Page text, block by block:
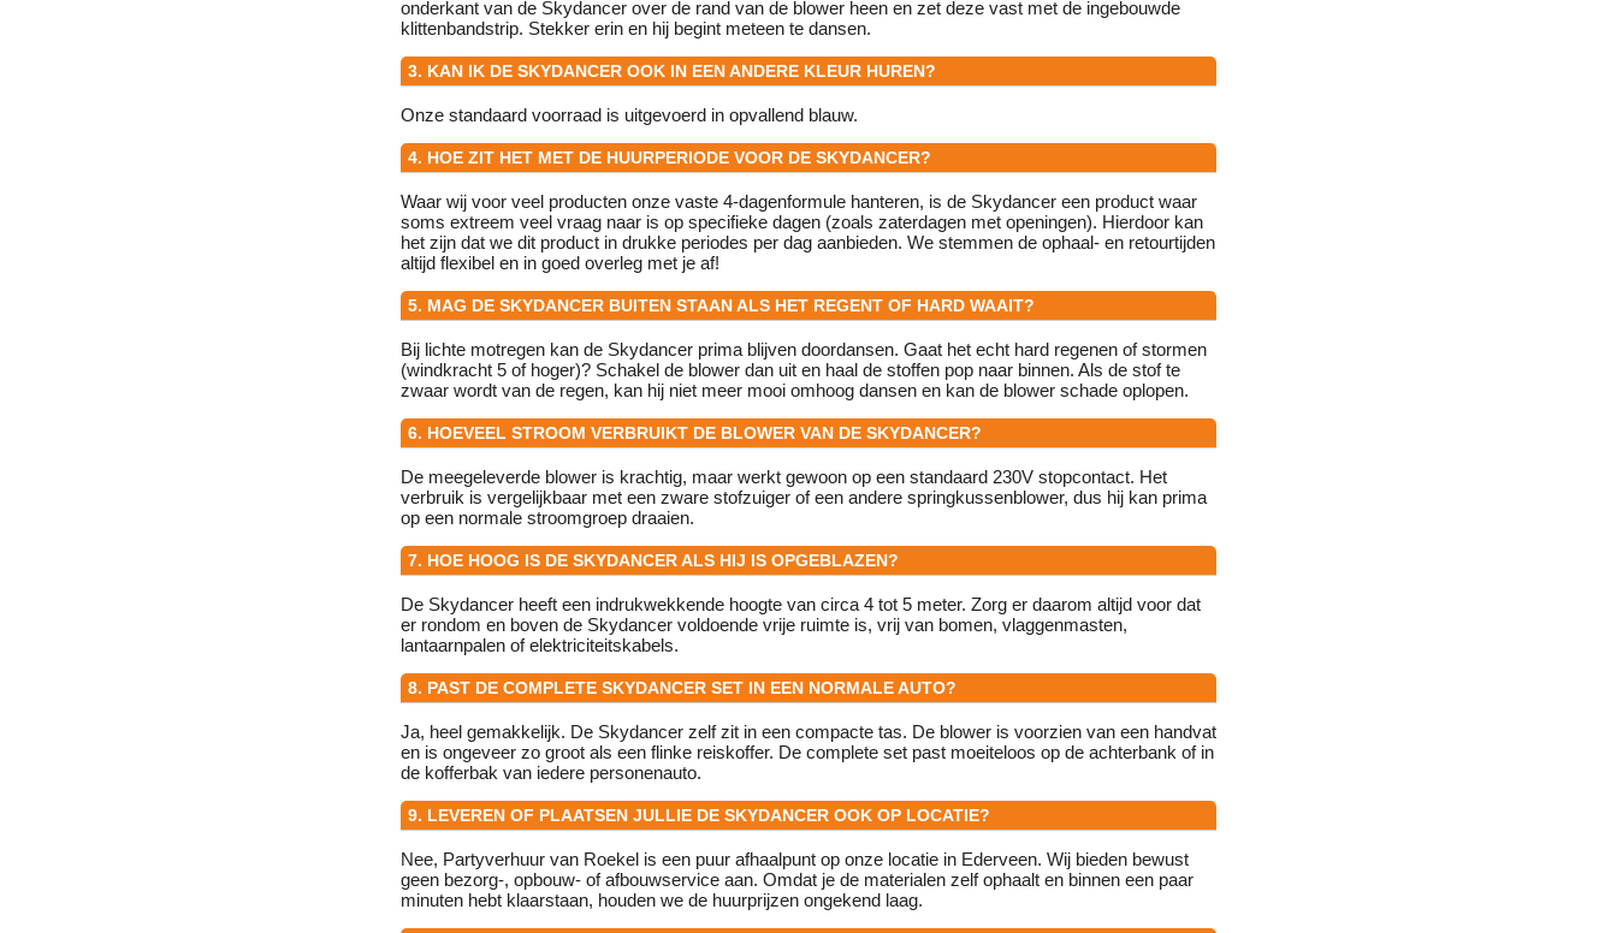
onderkant van de Skydancer over de rand van de blower heen en zet deze vast met de ingebouwde
klittenbandstrip. Stekker erin en hij begint meteen te dansen.
3. KAN IK DE SKYDANCER OOK IN EEN ANDERE KLEUR HUREN?
Onze standaard voorraad is uitgevoerd in opvallend blauw.
4. HOE ZIT HET MET DE HUURPERIODE VOOR DE SKYDANCER?
Waar wij voor veel producten onze vaste 4-dagenformule hanteren, is de Skydancer een product waar
soms extreem veel vraag naar is op specifieke dagen (zoals zaterdagen met openingen). Hierdoor kan
het zijn dat we dit product in drukke periodes per dag aanbieden. We stemmen de ophaal- en retourtijden
altijd flexibel en in goed overleg met je af!
5. MAG DE SKYDANCER BUITEN STAAN ALS HET REGENT OF HARD WAAIT?
Bij lichte motregen kan de Skydancer prima blijven doordansen. Gaat het echt hard regenen of stormen
(windkracht 5 of hoger)? Schakel de blower dan uit en haal de stoffen pop naar binnen. Als de stof te
zwaar wordt van de regen, kan hij niet meer mooi omhoog dansen en kan de blower schade oplopen.
6. HOEVEEL STROOM VERBRUIKT DE BLOWER VAN DE SKYDANCER?
De meegeleverde blower is krachtig, maar werkt gewoon op een standaard 230V stopcontact. Het
verbruik is vergelijkbaar met een zware stofzuiger of een andere springkussenblower, dus hij kan prima
op een normale stroomgroep draaien.
7. HOE HOOG IS DE SKYDANCER ALS HIJ IS OPGEBLAZEN?
De Skydancer heeft een indrukwekkende hoogte van circa 4 tot 5 meter. Zorg er daarom altijd voor dat
er rondom en boven de Skydancer voldoende vrije ruimte is, vrij van bomen, vlaggenmasten,
lantaarnpalen of elektriciteitskabels.
8. PAST DE COMPLETE SKYDANCER SET IN EEN NORMALE AUTO?
Ja, heel gemakkelijk. De Skydancer zelf zit in een compacte tas. De blower is voorzien van een handvat
en is ongeveer zo groot als een flinke reiskoffer. De complete set past moeiteloos op de achterbank of in
de kofferbak van iedere personenauto.
9. LEVEREN OF PLAATSEN JULLIE DE SKYDANCER OOK OP LOCATIE?
Nee, Partyverhuur van Roekel is een puur afhaalpunt op onze locatie in Ederveen. Wij bieden bewust
geen bezorg-, opbouw- of afbouwservice aan. Omdat je de materialen zelf ophaalt en binnen een paar
minuten hebt klaarstaan, houden we de huurprijzen ongekend laag.